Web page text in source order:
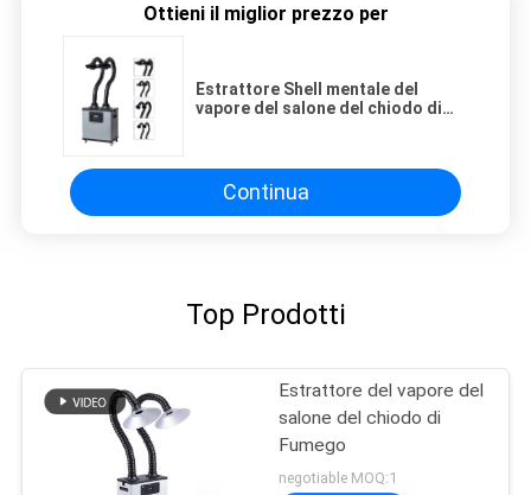
Ottieni il miglior prezzo per
Estrattore Shell mentale del
vapore del salone del chiodo di
Continua
Top Prodotti
Estrattore del vapore del
salone del chiodo di
Fumego
negotiable MOQ:1